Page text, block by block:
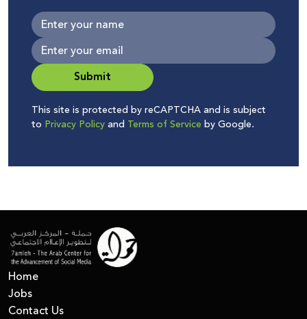
Submit
This site is protected by reCAPTCHA and is subject
to Privacy Policyand Terms of Service by Google.
Home
Jobs
Contact Us